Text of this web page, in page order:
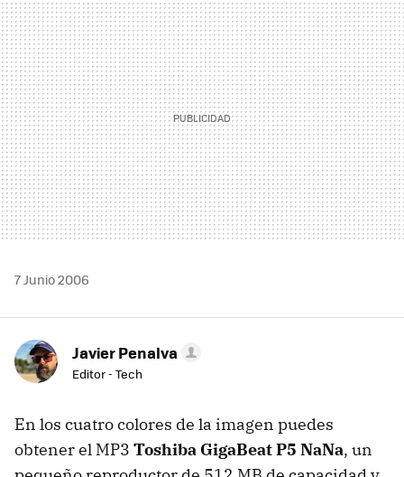
MAIL
7 Junio 2006
Javier Penalva
Editor - Tech
En los cuatro colores de la imagen puedes
obtener el MP3 Toshiba GigaBeat P5 NaNa, un